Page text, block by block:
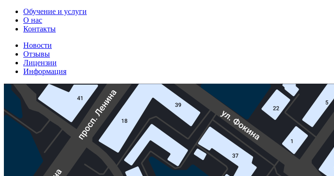
Обучение и услуги
О нас
Контакты
Новости
Отзывы
Лицензии
Информация